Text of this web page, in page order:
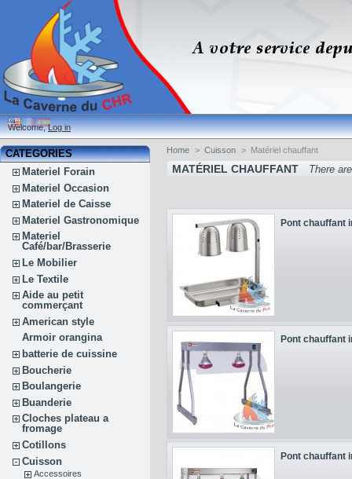
Welcome,Log in
CATEGORIES
Materiel Forain
Materiel Occasion
Materiel de Caisse
Materiel Gastronomique
Materiel
Café/bar/Brasserie
Le Mobilier
Le Textile
Aide au petit
commerçant
American style
Armoir orangina
batterie de cuissine
Boucherie
Boulangerie
Buanderie
Cloches plateau a
fromage
Cotillons
Cuisson
Accessoires
Home > Cuisson > Matériel chauffant
MATÉRIEL CHAUFFANT There
Pont chauffant
Pont chauffant
Pont chauffant